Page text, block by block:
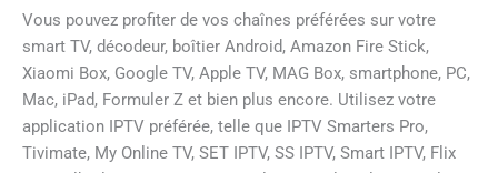
Vous pouvez profiter de vos chaînes préférées sur votre
smart TV, décodeur, boîtier Android, Amazon Fire Stick,
Xiaomi Box, Google TV, Apple TV, MAG Box, smartphone, PC,
Mac, iPad, Formuler Z et bien plus encore. Utilisez votre
application IPTV préférée, telle que IPTV Smarters Pro,
Tivimate, My Online TV, SET IPTV, SS IPTV, Smart IPTV, Flix